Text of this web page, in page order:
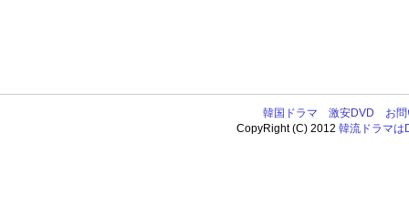
韓国ドラマ 激安DVD
お
CopyRight (C) 2012韓流ドラマは